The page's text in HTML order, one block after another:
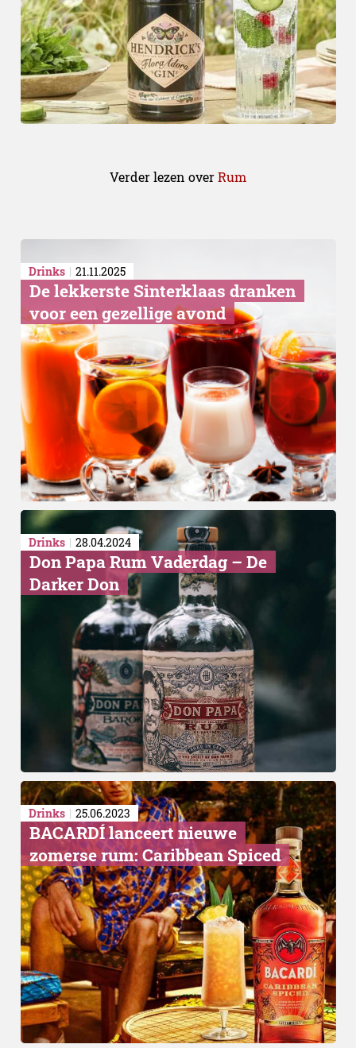
Verder lezen overRum
Drinks 21.11.2025
De lekkerste Sinterklaas dranken
voor een gezellige avond
Drinks 28.04.2024
Don Papa Rum Vaderdag – De
Darker Don
Drinks 25.06.2023
BACARDÍ lanceert nieuwe
zomerse rum: Caribbean Spiced